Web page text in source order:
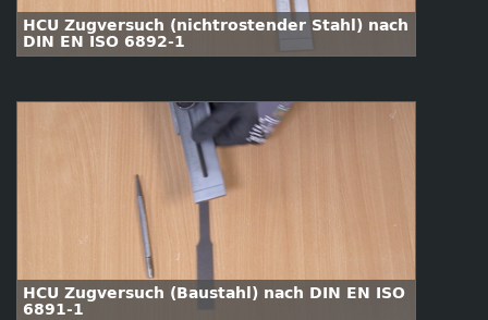
HCU Zugversuch (nichtrostender Stahl) nach
DIN EN ISO 6892-1
HCU Zugversuch (Baustahl) nach DIN EN ISO
6891-1